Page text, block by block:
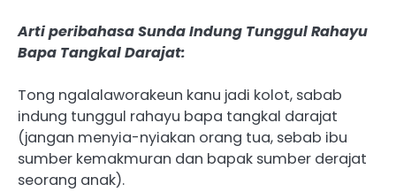
Arti peribahasa Sunda Indung Tunggul Rahayu
Bapa Tangkal Darajat:
Tong ngalalaworakeun kanu jadi kolot, sabab
indung tunggul rahayu bapa tangkal darajat
(jangan menyia-nyiakan orang tua, sebab ibu
sumber kemakmuran dan bapak sumber derajat
seorang anak).